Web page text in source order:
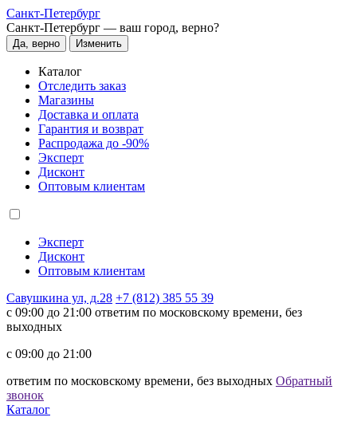
Санкт-Петербург
Санкт-Петербург — ваш город, верно?
Да, верно Изменить
Каталог
Отследить заказ
Магазины
Доставка и оплата
Гарантия и возврат
Распродажа до -90%
Эксперт
Дисконт
Оптовым клиентам
Эксперт
Дисконт
Оптовым клиентам
Савушкина ул, д.28 +7 (812) 385 55 39
c 09:00 до 21:00 ответим по московскому времени, без
выходных
c 09:00 до 21:00
ответим по московскому времени, без выходных Обратный
звонок
Каталог